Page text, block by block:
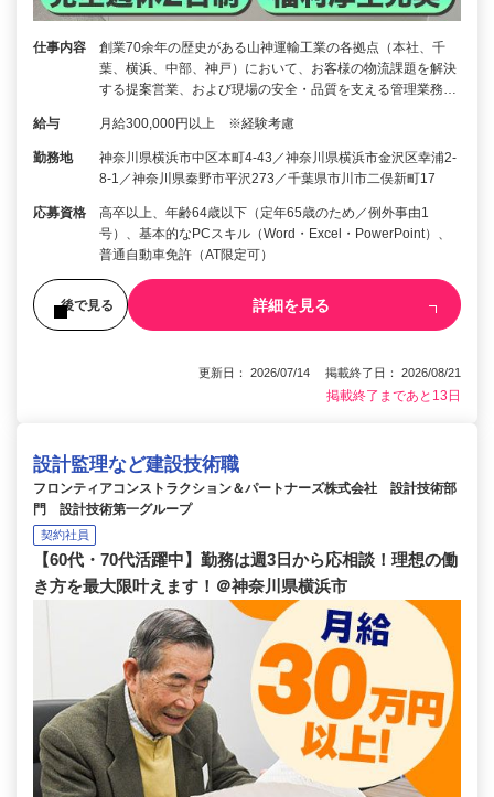
仕事内容
創業70余年の歴史がある山神運輸工業の各拠点（本社、千
葉、横浜、中部、神戸）において、お客様の物流課題を解決
する提案営業、および現場の安全・品質を支える管理業務…
給与 月給300,000円以上 ※経験考慮
勤務地
神奈川県横浜市中区本町4-43／神奈川県横浜市金沢区幸浦2-
8-1／神奈川県秦野市平沢273／千葉県市川市二俣新町17
応募資格
高卒以上、年齢64歳以下（定年65歳のため／例外事由1
号）、基本的なPCスキル（Word・Excel・PowerPoint）、
普通自動車免許（AT限定可）
後で見る 詳細を見る
更新日： 2026/07/14 掲載終了日： 2026/08/21
掲載終了まであと13日
設計監理など建設技術職
フロンティアコンストラクション＆パートナーズ株式会社 設計技術部
門 設計技術第一グループ
契約社員
【60代・70代活躍中】勤務は週3日から応相談！理想の働
き方を最大限叶えます！＠神奈川県横浜市